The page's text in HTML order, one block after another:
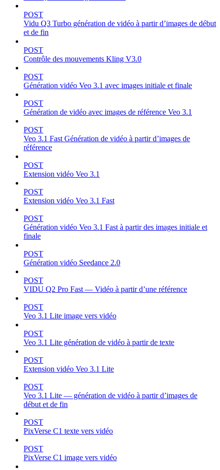
POST
Vidu Q3 Turbo génération de vidéo à partir d’images de début
et de fin
POST
Contrôle des mouvements Kling V3.0
POST
Génération vidéo Veo 3.1 avec images initiale et finale
POST
Génération de vidéo avec images de référence Veo 3.1
POST
Veo 3.1 Fast Génération de vidéo à partir d’images de
référence
POST
Extension vidéo Veo 3.1
POST
Extension vidéo Veo 3.1 Fast
POST
Génération vidéo Veo 3.1 Fast à partir des images initiale et
finale
POST
Génération vidéo Seedance 2.0
POST
VIDU Q2 Pro Fast — Vidéo à partir d’une référence
POST
Veo 3.1 Lite image vers vidéo
POST
Veo 3.1 Lite génération de vidéo à partir de texte
POST
Extension vidéo Veo 3.1 Lite
POST
Veo 3.1 Lite — génération de vidéo à partir d’images de
début et de fin
POST
PixVerse C1 texte vers vidéo
POST
PixVerse C1 image vers vidéo